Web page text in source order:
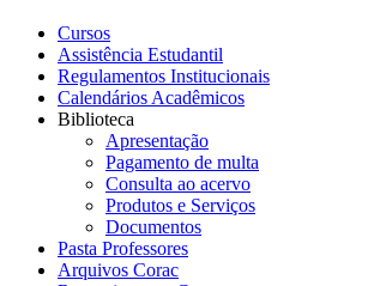
Cursos
Assistência Estudantil
Regulamentos Institucionais
Calendários Acadêmicos
Biblioteca
Apresentação
Pagamento de multa
Consulta ao acervo
Produtos e Serviços
Documentos
Pasta Professores
Arquivos Corac